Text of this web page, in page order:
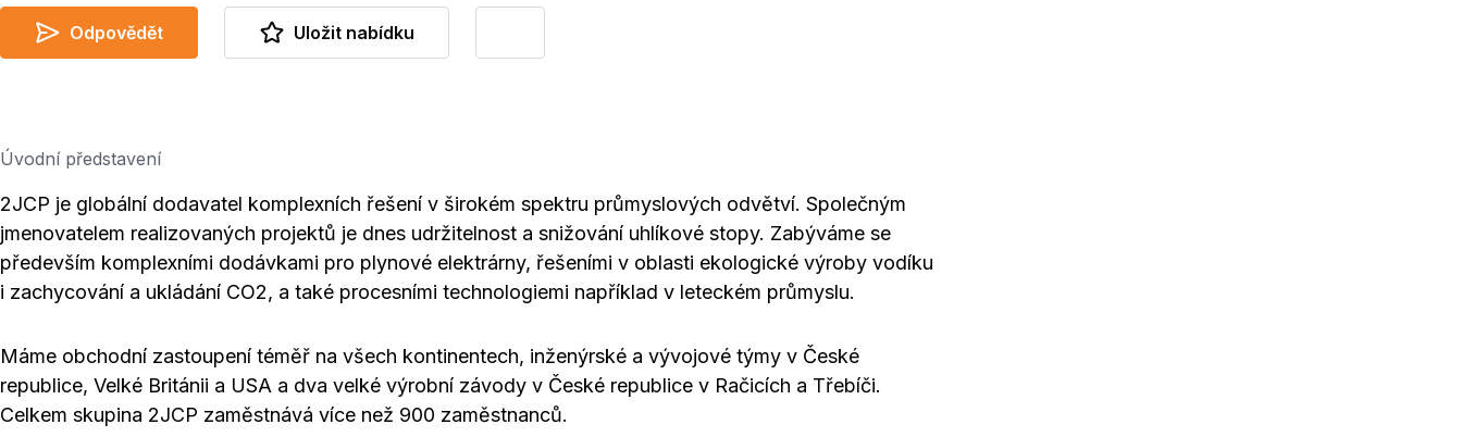
Odpovědět Uložit nabídku
Úvodní představení
2JCP je globální dodavatel komplexních řešení v širokém spektru průmyslových odvětví. Společným
jmenovatelem realizovaných projektů je dnes udržitelnost a snižování uhlíkové stopy. Zabýváme se
především komplexními dodávkami pro plynové elektrárny, řešeními v oblasti ekologické výroby vodíku
i zachycování a ukládání CO2, a také procesními technologiemi například v leteckém průmyslu.
Máme obchodní zastoupení téměř na všech kontinentech, inženýrské a vývojové týmy v České
republice, Velké Británii a USA a dva velké výrobní závody v České republice v Račicích a Třebíči.
Celkem skupina 2JCP zaměstnává více než 900 zaměstnanců.